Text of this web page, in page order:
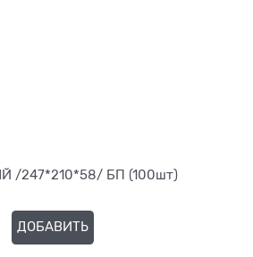
/247*210*58/ БП (100шт)
ДОБАВИТЬ